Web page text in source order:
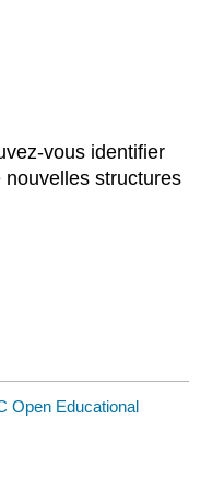
vous identifier
structures
Open Educational